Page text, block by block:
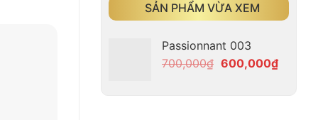
SẢN PHẨM VỪA XEM
Passionnant 003
700,000₫ Giá
600,000₫Giá